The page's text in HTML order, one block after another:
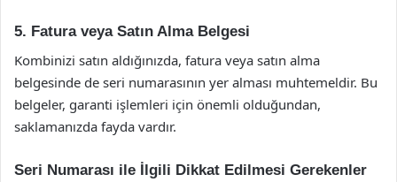
5. Fatura veya Satın Alma Belgesi
Kombinizi satın aldığınızda, fatura veya satın alma
belgesinde de seri numarasının yer alması muhtemeldir. Bu
belgeler, garanti işlemleri için önemli olduğundan,
saklamanızda fayda vardır.
Seri Numarası ile İlgili Dikkat Edilmesi Gerekenler